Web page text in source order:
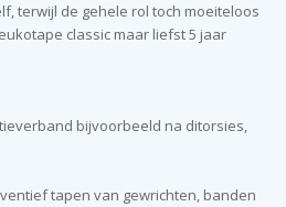
terwijl de gehele rol toch moeiteloos
classic maar liefst 5 jaar
bijvoorbeeld na ditorsies,
tapen van gewrichten, banden